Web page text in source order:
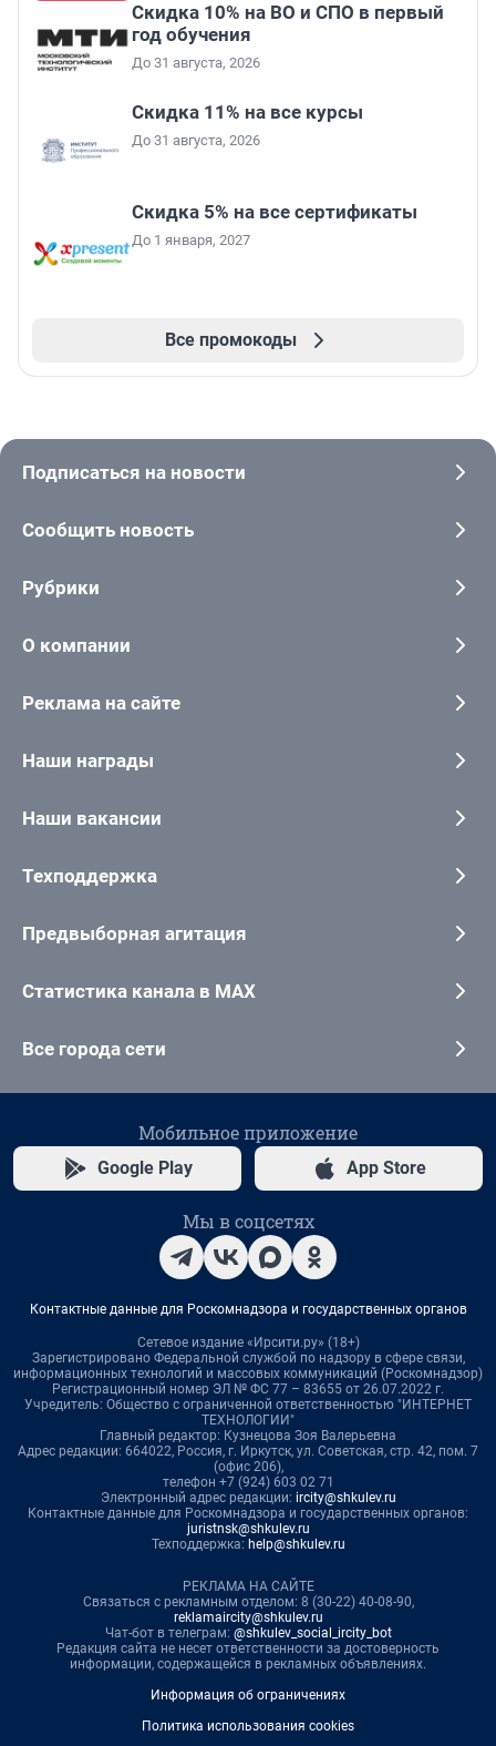
Скидка 10% на ВО и СПО в первый
год обучения
До 31 августа, 2026
Скидка 11% на все курсы
До 31 августа, 2026
Скидка 5% на все сертификаты
До 1 января, 2027
Все промокоды
Подписаться на новости
Сообщить новость
Рубрики
О компании
Реклама на сайте
Наши награды
Наши вакансии
Техподдержка
Предвыборная агитация
Статистика канала в MAX
Все города сети
Мобильное приложение
Google Play App Store
Мы в соцсетях
Контактные данные для Роскомнадзора и государственных органов
Сетевое издание «Ирсити.ру» (18+)
Зарегистрировано Федеральной службой по надзору в сфере связи,
информационных технологий и массовых коммуникаций (Роскомнадзор)
Регистрационный номер ЭЛ № ФС 77 – 83655 от 26.07.2022 г.
Учредитель: Общество с ограниченной ответственностью "ИНТЕРНЕТ
ТЕХНОЛОГИИ"
Главный редактор: Кузнецова Зоя Валерьевна
Адрес редакции: 664022, Россия, г. Иркутск, ул. Советская, стр. 42, пом. 7
(офис 206),
телефон +7 (924) 603 02 71
Электронный адрес редакции: ircity@shkulev.ru
Контактные данные для Роскомнадзора и государственных органов:
juristnsk@shkulev.ru
Техподдержка: help@shkulev.ru
РЕКЛАМА НА САЙТЕ
Связаться с рекламным отделом: 8 (30-22) 40-08-90,
reklamaircity@shkulev.ru
Чат-бот в телеграм: @shkulev_social_ircity_bot
Редакция сайта не несет ответственности за достоверность
информации, содержащейся в рекламных объявлениях.
Информация об ограничениях
Политика использования cookies